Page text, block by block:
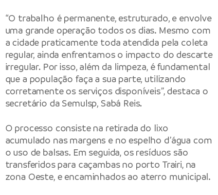
“O trabalho é permanente, estruturado, e envolve
uma grande operação todos os dias. Mesmo com
a cidade praticamente toda atendida pela coleta
regular, ainda enfrentamos o impacto do descarte
irregular. Por isso, além da limpeza, é fundamental
que a população faça a sua parte, utilizando
corretamente os serviços disponíveis”, destaca o
secretário da Semulsp, Sabá Reis.
O processo consiste na retirada do lixo
acumulado nas margens e no espelho d’água com
o uso de balsas. Em seguida, os resíduos são
transferidos para caçambas no porto Trairi, na
zona Oeste, e encaminhados ao aterro municipal.